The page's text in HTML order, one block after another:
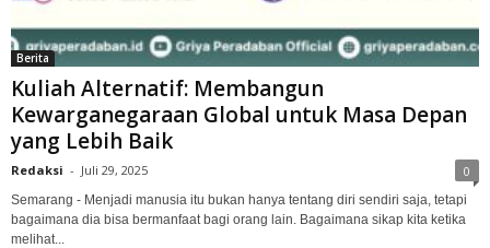
Berita
Kuliah Alternatif: Membangun
Kewarganegaraan Global untuk Masa Depan
yang Lebih Baik
Redaksi - Juli 29, 2025 0
Semarang - Menjadi manusia itu bukan hanya tentang diri sendiri saja, tetapi
bagaimana dia bisa bermanfaat bagi orang lain. Bagaimana sikap kita ketika
melihat...